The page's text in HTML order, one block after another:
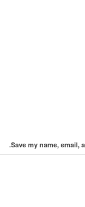
Save my name, email,